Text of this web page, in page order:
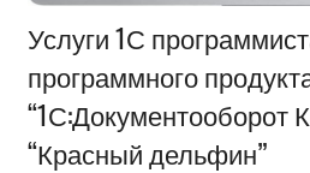
Информация
Услуги 1С
программного
“Красный дельфин”